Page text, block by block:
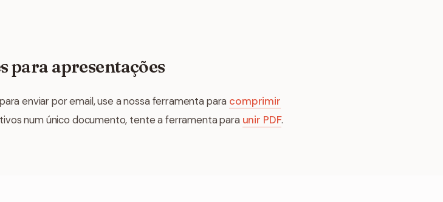
para apresentações
enviar por email, use a nossa ferramenta para comprimir
num único documento, tente a ferramenta para unir PDF.